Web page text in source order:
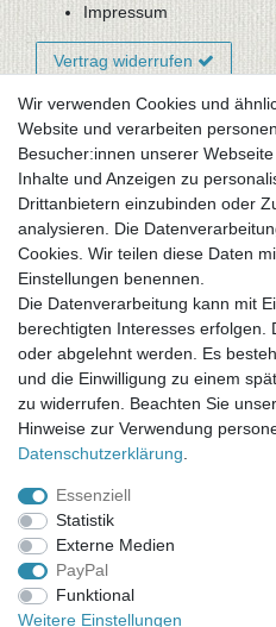
Impressum
Vertrag widerrufen
Newsletter-Anmeldung
FAQ / Fragen
Mein Warenkorb
Mein Merkzettel
Mein Konto
UNSER LADENGESCHÄFT
Gottlieb-Daimler-Str. 10
33334 Gütersloh
ÖFFNUNGSZEITEN
Montag - Dienstag: 8.00 -
Donnerstag: 8.00 - 18.00 Uhr,
KUNDENSERVICE
Telefon: (05241) 403 22 38
E-Mail: info@stoffamstueck.de
Wir verwenden Cookies und
Website und verarbeiten
Besucher:innen unserer
Inhalte und Anzeigen zu
Drittanbietern einzubinden oder
analysieren. Die
Cookies. Wir teilen diese Daten
Einstellungen benennen.
Die Datenverarbeitung kann mit
berechtigten Interesses erfolgen.
oder abgelehnt werden. Es
und die Einwilligung zu einem
zu widerrufen. Beachten Sie unser
Hinweise zur Verwendung
Daten­schutz­erklärung
Essenziell
Statistik
Externe Medien
PayPal
Funktional
Weitere Einstellungen